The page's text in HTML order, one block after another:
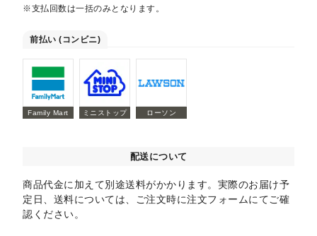
※支払回数は一括のみとなります。
前払い (コンビニ)
Family Mart ミニストップ ローソン
配送について
商品代金に加えて別途送料がかかります。実際のお届け予
定日、送料については、ご注文時に注文フォームにてご確
認ください。